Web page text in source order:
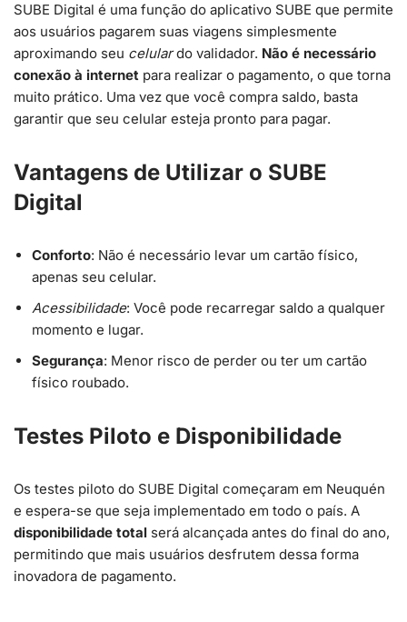
SUBE Digital é uma função do aplicativo SUBE que permite
aos usuários pagarem suas viagens simplesmente
aproximando seu celulardo validador. Não é necessário
conexão à internet para realizar o pagamento, o que torna
muito prático. Uma vez que você compra saldo, basta
garantir que seu celular esteja pronto para pagar.
Vantagens de Utilizar o SUBE
Digital
Conforto: Não é necessário levar um cartão físico,
apenas seu celular.
Acessibilidade: Você pode recarregar saldo a qualquer
momento e lugar.
Segurança: Menor risco de perder ou ter um cartão
físico roubado.
Testes Piloto e Disponibilidade
Os testes piloto do SUBE Digital começaram em Neuquén
e espera-se que seja implementado em todo o país. A
disponibilidade total será alcançada antes do final do ano,
permitindo que mais usuários desfrutem dessa forma
inovadora de pagamento.